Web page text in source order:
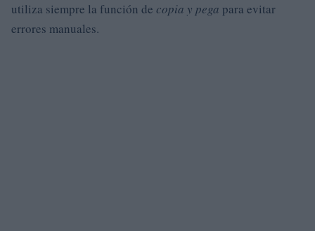
utiliza siempre la función de copia y pega para evitar
errores manuales.